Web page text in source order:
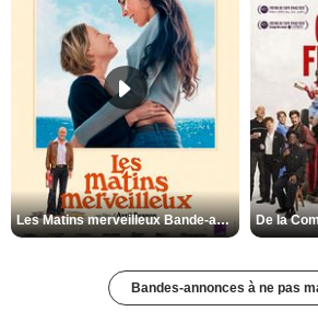
Les Matins merveilleux Bande-annonce VF
Bandes-annonces à ne pas